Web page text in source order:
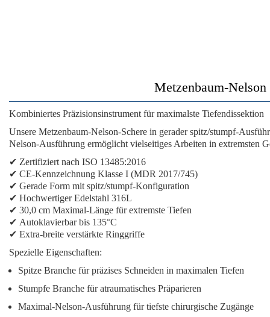
Metzenbaum-Nelson
Kombiniertes Präzisionsinstrument für maximalste Tiefendissektion
Unsere Metzenbaum-Nelson-Schere in gerader spitz/stumpf-
Nelson-Ausführung ermöglicht vielseitiges Arbeiten in extremsten
✔ Zertifiziert nach ISO 13485:2016
✔ CE-Kennzeichnung Klasse I (MDR 2017/745)
✔ Gerade Form mit spitz/stumpf-Konfiguration
✔ Hochwertiger Edelstahl 316L
✔ 30,0 cm Maximal-Länge für extremste Tiefen
✔ Autoklavierbar bis 135°C
✔ Extra-breite verstärkte Ringgriffe
Spezielle Eigenschaften:
Spitze Branche für präzises Schneiden in maximalen Tiefen
Stumpfe Branche für atraumatisches Präparieren
Maximal-Nelson-Ausführung für tiefste chirurgische Zugänge